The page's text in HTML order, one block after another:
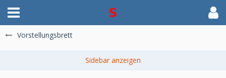
Vorstellungsbrett